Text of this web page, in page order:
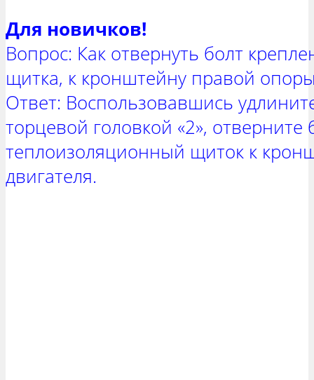
Для новичков!
Вопрос: Как отвернуть болт
щитка, к кронштейну правой
Ответ: Воспользовавшись
торцевой головкой «2», отверните
теплоизоляционный щиток к
двигателя.